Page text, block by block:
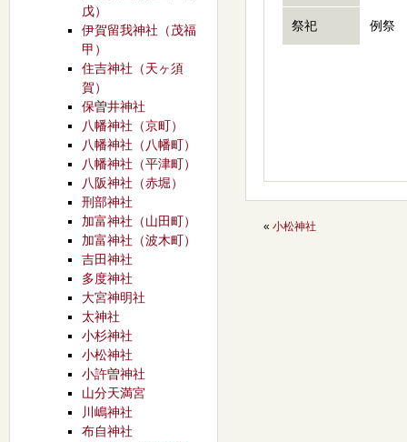
祭祀 例祭
« 小松神社
戊）
伊賀留我神社（茂福
甲）
住吉神社（天ヶ須
賀）
保曽井神社
八幡神社（京町）
八幡神社（八幡町）
八幡神社（平津町）
八阪神社（赤堀）
刑部神社
加富神社（山田町）
加富神社（波木町）
吉田神社
多度神社
大宮神明社
太神社
小杉神社
小松神社
小許曽神社
山分天満宮
川嶋神社
布自神社